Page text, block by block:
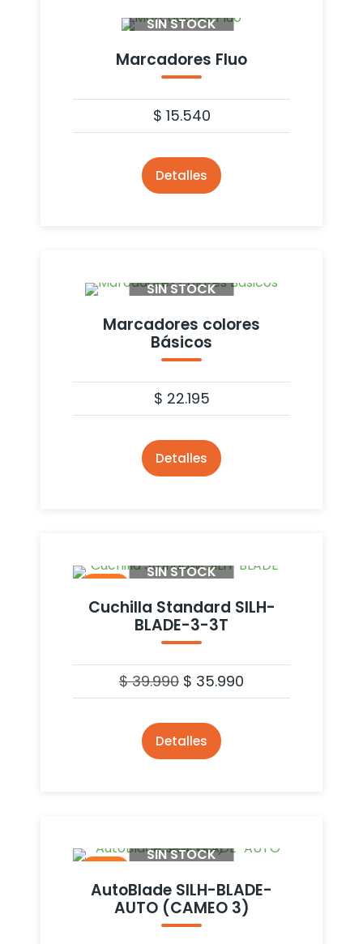
SIN STOCK
Marcadores Fluo
$ 15.540
Detalles
SIN STOCK
Marcadores colores
Básicos
$ 22.195
Detalles
SIN STOCK
Cuchilla Standard SILH-
BLADE-3-3T
$39.990 $ 35.990
Detalles
SIN STOCK
AutoBlade SILH-BLADE-
AUTO (CAMEO 3)